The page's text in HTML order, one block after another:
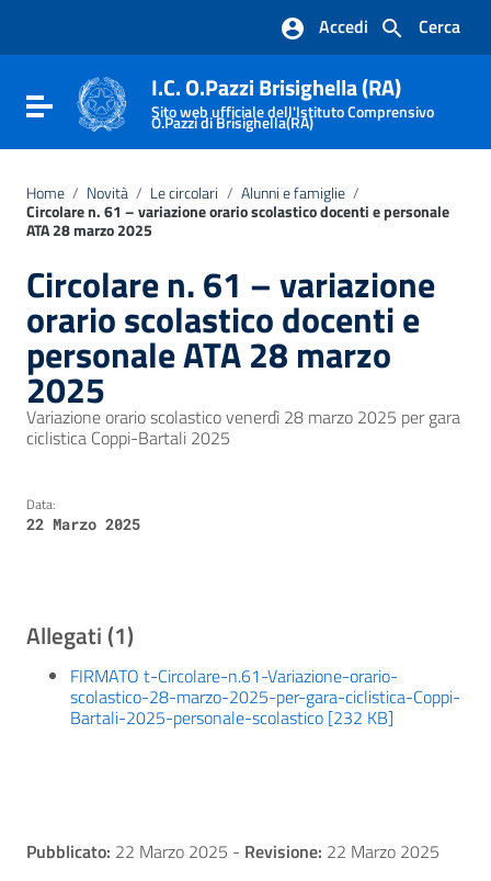
Vai al footer
Cerca
Accedi
Attiva / disattiva la navigazione
I.C. O.Pazzi Brisighella (RA)
Sito web ufficiale dell'Istituto Comprensivo
O.Pazzi di Brisighella(RA)
Home / Novità / Le circolari / Alunni e famiglie /
Circolare n. 61 – variazione orario scolastico docenti e personale
ATA 28 marzo 2025
Circolare n. 61 – variazione
orario scolastico docenti e
personale ATA 28 marzo
2025
Variazione orario scolastico venerdì 28 marzo 2025 per gara
ciclistica Coppi-Bartali 2025
Data:
22 Marzo 2025
Allegati (1)
FIRMATO t-Circolare-n.61-Variazione-orario-
scolastico-28-marzo-2025-per-gara-ciclistica-Coppi-
Bartali-2025-personale-scolastico [232 KB]
Pubblicato: 22 Marzo 2025 - Revisione: 22 Marzo 2025